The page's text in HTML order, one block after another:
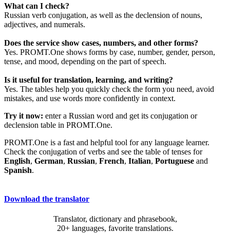
What can I check?
Russian verb conjugation, as well as the declension of nouns,
adjectives, and numerals.
Does the service show cases, numbers, and other forms?
Yes. PROMT.One shows forms by case, number, gender, person,
tense, and mood, depending on the part of speech.
Is it useful for translation, learning, and writing?
Yes. The tables help you quickly check the form you need, avoid
mistakes, and use words more confidently in context.
Try it now: enter a Russian word and get its conjugation or
declension table in PROMT.One.
PROMT.One is a fast and helpful tool for any language learner.
Check the conjugation of verbs and see the table of tenses for
English, German, Russian, French, Italian, Portuguese and
Spanish.
Download the translator
Translator, dictionary and phrasebook,
20+ languages, favorite translations.